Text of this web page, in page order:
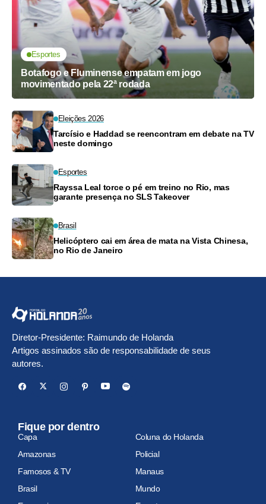
Esportes
Botafogo e Fluminense empatam em jogo
movimentado pela 22ª rodada
Eleições 2026
Tarcísio e Haddad se reencontram em debate na TV
neste domingo
Esportes
Rayssa Leal torce o pé em treino no Rio, mas
garante presença no SLS Takeover
Brasil
Helicóptero cai em área de mata na Vista Chinesa,
no Rio de Janeiro
Diretor-Presidente: Raimundo de Holanda
Artigos assinados são de responsabilidade de seus
autores.
Fique por dentro
Capa
Coluna do Holanda
Amazonas
Policial
Famosos & TV
Manaus
Brasil
Mundo